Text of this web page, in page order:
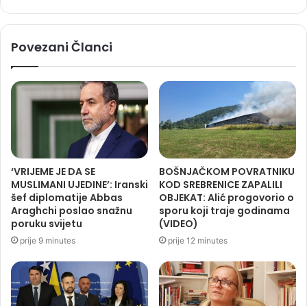
Povezani Članci
‘VRIJEME JE DA SE
MUSLIMANI UJEDINE’: Iranski
šef diplomatije Abbas
Araghchi poslao snažnu
poruku svijetu
prije 9 minutes
BOŠNJAČKOM POVRATNIKU
KOD SREBRENICE ZAPALILI
OBJEKAT: Alić progovorio o
sporu koji traje godinama
(VIDEO)
prije 12 minutes